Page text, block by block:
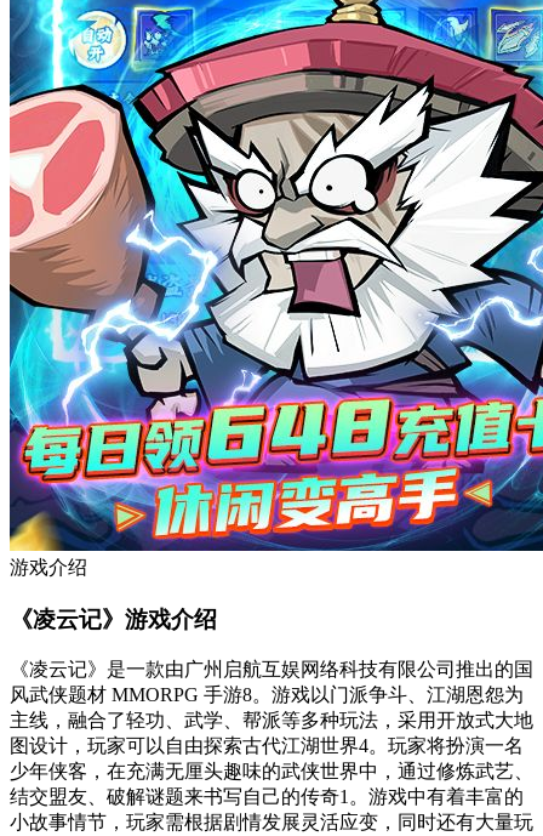
游戏介绍
《凌云记》游戏介绍
《凌云记》是一款由广州启航互娱网络科技有限公司推出的国
风武侠题材 MMORPG 手游8。游戏以门派争斗、江湖恩怨为
主线，融合了轻功、武学、帮派等多种玩法，采用开放式大地
图设计，玩家可以自由探索古代江湖世界4。玩家将扮演一名
少年侠客，在充满无厘头趣味的武侠世界中，通过修炼武艺、
结交盟友、破解谜题来书写自己的传奇1 。游戏中有着丰富的
小故事情节，玩家需根据剧情发展灵活应变，同时还有大量玩